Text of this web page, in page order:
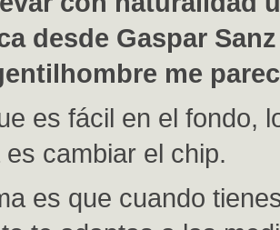
desde Gaspar
me
es fácil en el fondo,
cambiar el chip.
es que cuando